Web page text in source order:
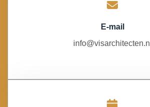
E-mail
info@visarchitecten.nl